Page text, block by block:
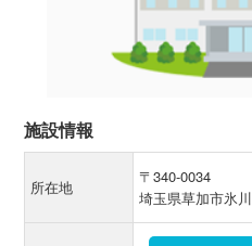
施設情報
所在地
〒340-0034
埼玉県草加市氷